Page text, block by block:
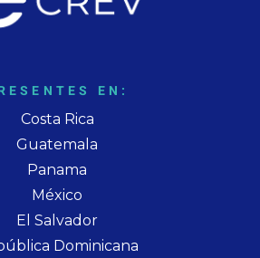
EN:
Costa Rica
Guatemala
Panama
México
El Salvador
Dominicana